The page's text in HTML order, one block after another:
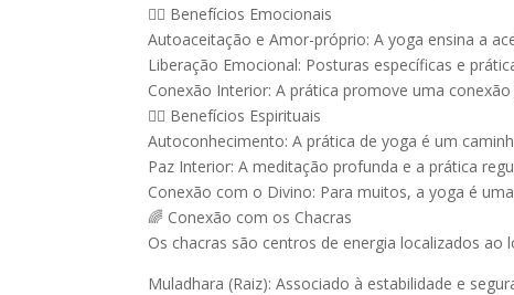
🧘‍♀️ Benefícios Emocionais
Autoaceitação e Amor-próprio: A yoga ensina a
Liberação Emocional: Posturas específicas e
Conexão Interior: A prática promove uma
🧘‍♂️ Benefícios Espirituais
Autoconhecimento: A prática de yoga é um
Paz Interior: A meditação profunda e a prática
Conexão com o Divino: Para muitos, a yoga é
🌈 Conexão com os Chacras
Os chacras são centros de energia localizados
Muladhara (Raiz): Associado à estabilidade e